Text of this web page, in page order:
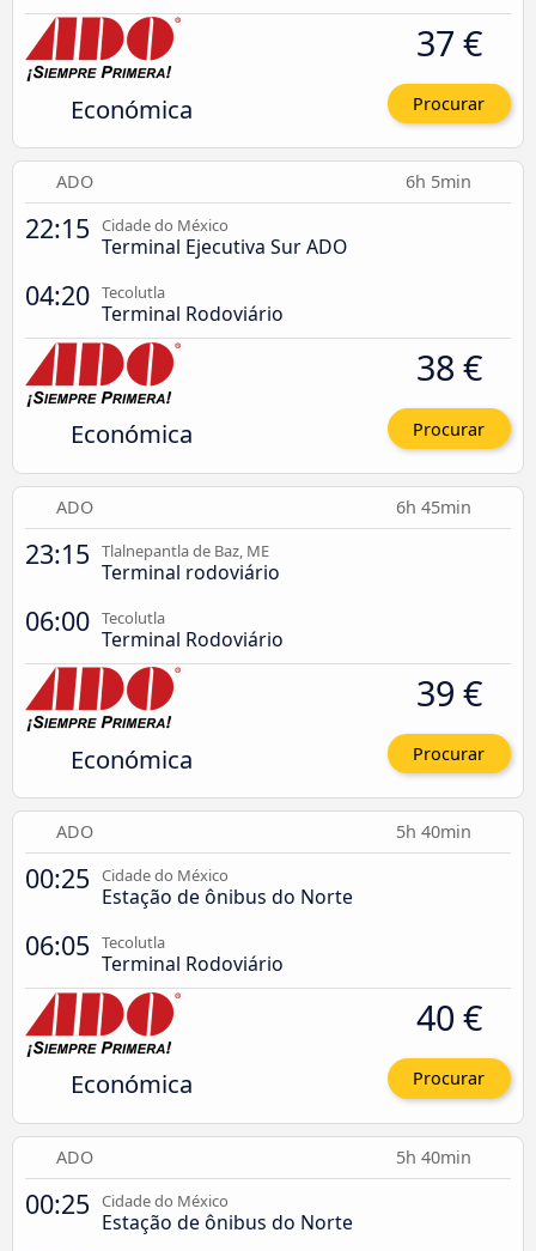
Económica
37 €
Procurar
ADO 6h 5min
22:15 Cidade do México
Terminal Ejecutiva Sur ADO
04:20 Tecolutla
Terminal Rodoviário
Económica
38 €
Procurar
ADO 6h 45min
23:15 Tlalnepantla de Baz, ME
Terminal rodoviário
06:00 Tecolutla
Terminal Rodoviário
Económica
39 €
Procurar
ADO 5h 40min
00:25 Cidade do México
Estação de ônibus do Norte
06:05 Tecolutla
Terminal Rodoviário
Económica
40 €
Procurar
ADO 5h 40min
00:25 Cidade do México
Estação de ônibus do Norte